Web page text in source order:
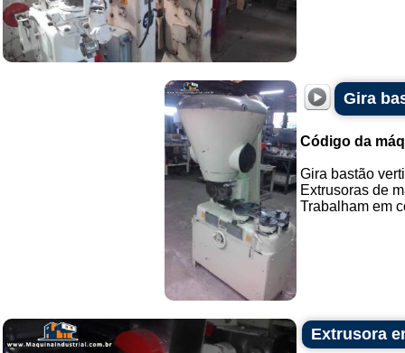
Gira
Código da
Gira bastão
Extrusoras de
Trabalham em
Extrusora